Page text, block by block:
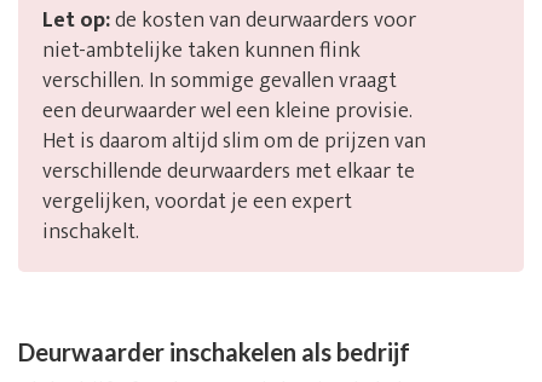
Let op:de kosten van deurwaarders voor
niet-ambtelijke taken kunnen flink
verschillen. In sommige gevallen vraagt
een deurwaarder wel een kleine provisie.
Het is daarom altijd slim om de prijzen van
verschillende deurwaarders met elkaar te
vergelijken, voordat je een expert
inschakelt.
Deurwaarder inschakelen als bedrijf